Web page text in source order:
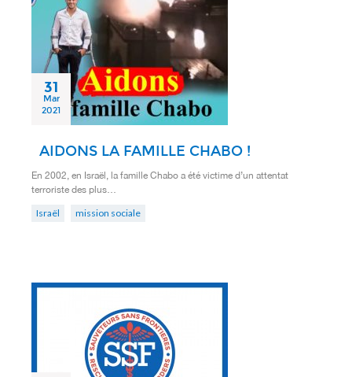
31
Mar
2021
AIDONS LA FAMILLE CHABO !
En 2002, en Israël, la famille Chabo a été victime d’un attentat
terroriste des plus…
Israël mission sociale